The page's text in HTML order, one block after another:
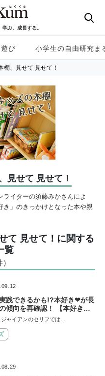
ぶ、成長する。
遊び 小学生の自由研究ま
棚、見せて 見せて！
見せて 見せて！
イターの須藤みかさんによ
き」のきっかけとなった本や親
て 見せて！に関する
覧
）
践できるかも!?本好き❤が長
傾向を再確認！ 【本好きキ
せて 見せて！第10回】
ジャイアンのセリフでは…